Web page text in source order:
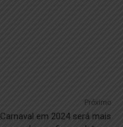
Próximo
Carnaval em 2024 será mais